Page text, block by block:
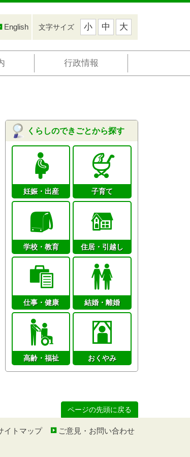
English 文字サイズ 小 中 大
行政情報
くらしのできごとから探す
妊娠・出産 子育て
学校・教育 住居・引越し
仕事・健康 結婚・離婚
高齢・福祉 おくやみ
ページの先頭に戻る
イトマップ ご意見・お問い合わせ